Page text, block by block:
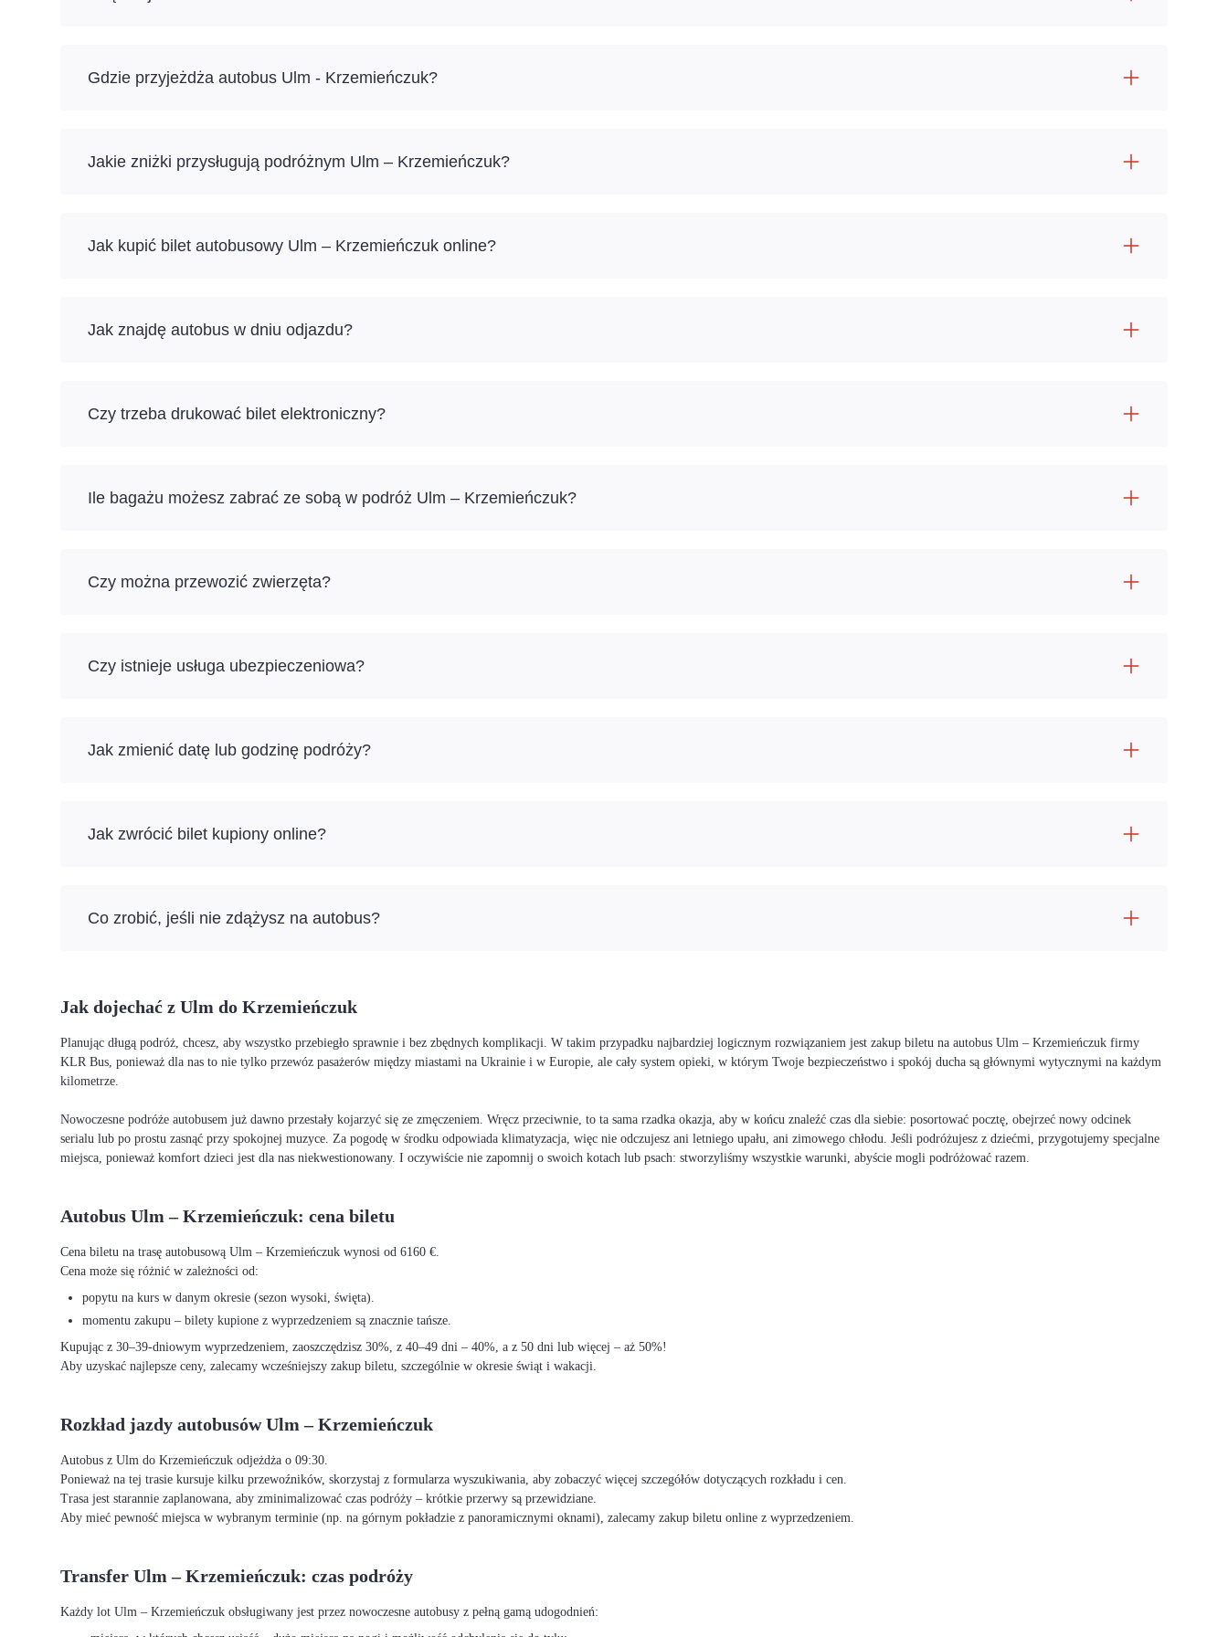
Gdzie przyjeżdża autobus Ulm - Krzemieńczuk?
Jakie zniżki przysługują podróżnym Ulm – Krzemieńczuk?
Jak kupić bilet autobusowy Ulm – Krzemieńczuk online?
Jak znajdę autobus w dniu odjazdu?
Czy trzeba drukować bilet elektroniczny?
Ile bagażu możesz zabrać ze sobą w podróż Ulm – Krzemieńczuk?
Czy można przewozić zwierzęta?
Czy istnieje usługa ubezpieczeniowa?
Jak zmienić datę lub godzinę podróży?
Jak zwrócić bilet kupiony online?
Co zrobić, jeśli nie zdążysz na autobus?
Jak dojechać z Ulm do Krzemieńczuk
Planując długą podróż, chcesz, aby wszystko przebiegło sprawnie i bez zbędnych komplikacji. W takim przypadku najbardziej logicznym rozwiązaniem jest zakup biletu na autobus Ulm – Krzemieńczuk firmy
KLR Bus, ponieważ dla nas to nie tylko przewóz pasażerów między miastami na Ukrainie i w Europie, ale cały system opieki, w którym Twoje bezpieczeństwo i spokój ducha są głównymi wytycznymi na każdym
kilometrze.
Nowoczesne podróże autobusem już dawno przestały kojarzyć się ze zmęczeniem. Wręcz przeciwnie, to ta sama rzadka okazja, aby w końcu znaleźć czas dla siebie: posortować pocztę, obejrzeć nowy odcinek
serialu lub po prostu zasnąć przy spokojnej muzyce. Za pogodę w środku odpowiada klimatyzacja, więc nie odczujesz ani letniego upału, ani zimowego chłodu. Jeśli podróżujesz z dziećmi, przygotujemy specjalne
miejsca, ponieważ komfort dzieci jest dla nas niekwestionowany. I oczywiście nie zapomnij o swoich kotach lub psach: stworzyliśmy wszystkie warunki, abyście mogli podróżować razem.
Autobus Ulm – Krzemieńczuk: cena biletu
Cena biletu na trasę autobusową Ulm – Krzemieńczuk wynosi od 6160 €.
Cena może się różnić w zależności od:
popytu na kurs w danym okresie (sezon wysoki, święta).
momentu zakupu – bilety kupione z wyprzedzeniem są znacznie tańsze.
Kupując z 30–39-dniowym wyprzedzeniem, zaoszczędzisz 30%, z 40–49 dni – 40%, a z 50 dni lub więcej – aż 50%!
Aby uzyskać najlepsze ceny, zalecamy wcześniejszy zakup biletu, szczególnie w okresie świąt i wakacji.
Rozkład jazdy autobusów Ulm – Krzemieńczuk
Autobus z Ulm do Krzemieńczuk odjeżdża o 09:30.
Ponieważ na tej trasie kursuje kilku przewoźników, skorzystaj z formularza wyszukiwania, aby zobaczyć więcej szczegółów dotyczących rozkładu i cen.
Trasa jest starannie zaplanowana, aby zminimalizować czas podróży – krótkie przerwy są przewidziane.
Aby mieć pewność miejsca w wybranym terminie (np. na górnym pokładzie z panoramicznymi oknami), zalecamy zakup biletu online z wyprzedzeniem.
Transfer Ulm – Krzemieńczuk: czas podróży
Każdy lot Ulm – Krzemieńczuk obsługiwany jest przez nowoczesne autobusy z pełną gamą udogodnień: